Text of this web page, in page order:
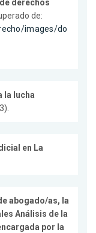
derechos
de:
images/do
la lucha
en La
abogado/as, la
Análisis de la
por la